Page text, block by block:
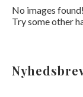
No images found!
Try some other